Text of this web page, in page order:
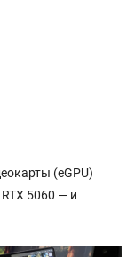
(eGPU)
5060 — и